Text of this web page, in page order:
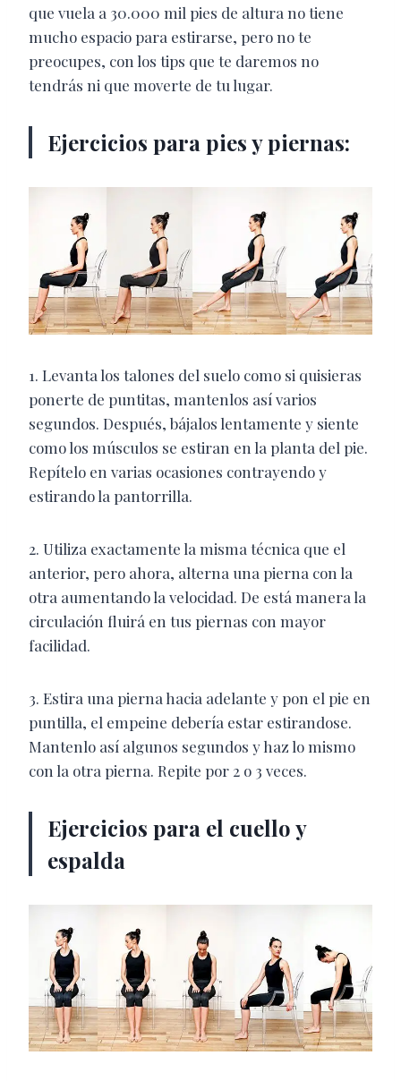
que vuela a 30.000 mil pies de altura no tiene
mucho espacio para estirarse, pero no te
preocupes, con los tips que te daremos no
tendrás ni que moverte de tu lugar.
Ejercicios para pies y piernas:
1. Levanta los talones del suelo como si quisieras
ponerte de puntitas, mantenlos así varios
segundos. Después, bájalos lentamente y siente
como los músculos se estiran en la planta del pie.
Repítelo en varias ocasiones contrayendo y
estirando la pantorrilla.
2. Utiliza exactamente la misma técnica que el
anterior, pero ahora, alterna una pierna con la
otra aumentando la velocidad. De está manera la
circulación fluirá en tus piernas con mayor
facilidad.
3. Estira una pierna hacia adelante y pon el pie en
puntilla, el empeine debería estar estirandose.
Mantenlo así algunos segundos y haz lo mismo
con la otra pierna. Repite por 2 o 3 veces.
Ejercicios para el cuello y
espalda